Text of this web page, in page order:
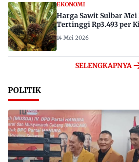
EKONOMI
Harga Sawit Sulbar Mei
Tertinggi Rp3.493 per
14 Mei 2026
SELENGKAPNYA
POLITIK